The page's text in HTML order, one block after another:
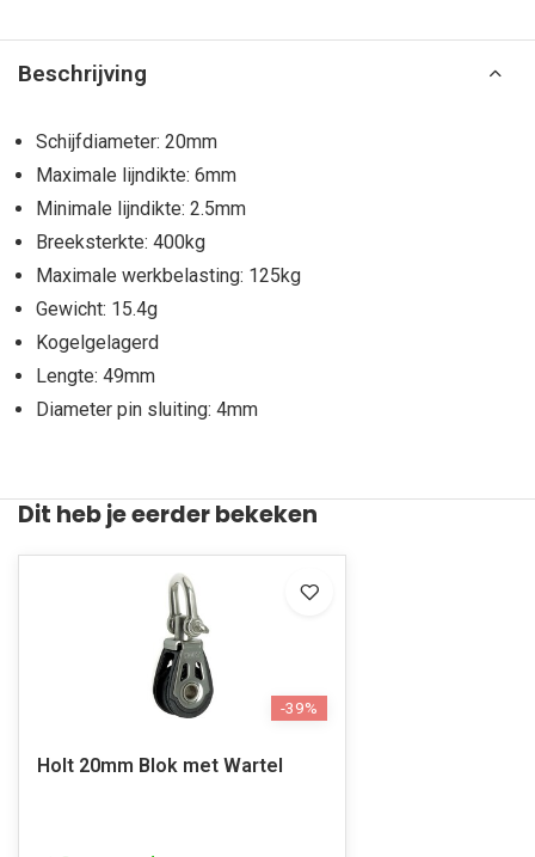
Beschrijving
Schijfdiameter: 20mm
Maximale lijndikte: 6mm
Minimale lijndikte: 2.5mm
Breeksterkte: 400kg
Maximale werkbelasting: 125kg
Gewicht: 15.4g
Kogelgelagerd
Lengte: 49mm
Diameter pin sluiting: 4mm
Dit heb je eerder bekeken
-39%
Holt 20mm Blok met Wartel